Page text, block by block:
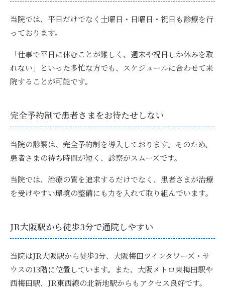
当院では、 平日だけでなく土曜日・日曜日・祝日も診療を行
っております。
「仕事で平日に休むことが難しく、週末や祝日しか休みを取
れない」といった多忙な方でも、スケジュールに合わせて来
院することが可能です。
完全予約制で患者さまをお待たせしない
当院の診察は、 完全予約制を導入 しております。そのため、
患者さまの待ち時間が短く、診察がスムーズです。
当院では、治療の質を追求するだけでなく、患者さまが治療
を受けやすい環境の整備にも力を入れて取り組んでいます。
JR大阪駅から徒歩3分で通院しやすい
当院はJR大阪駅から徒歩3分、大阪梅田ツインタワーズ・サ
ウスの13階に位置しています。また、大阪メトロ東梅田駅や
西梅田駅、JR東西線の北新地駅からもアクセス良好です。